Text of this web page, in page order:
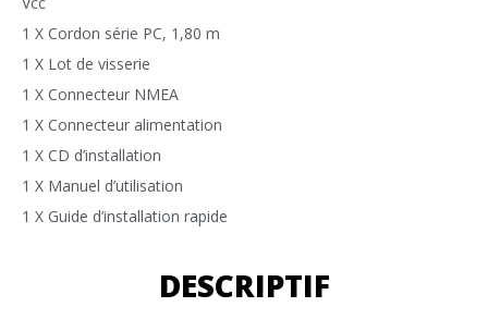
1 X Cordon série PC, 1,80 m
1 X Lot de visserie
1 X Connecteur NMEA
1 X Connecteur alimentation
1 X CD d’installation
1 X Manuel d’utilisation
1 X Guide d’installation rapide
DESCRIPTIF